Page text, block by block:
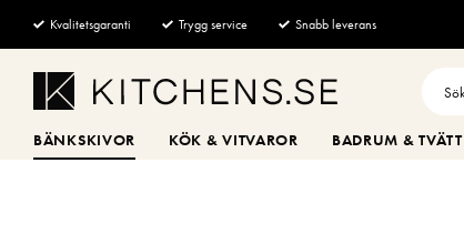
Kvalitetsgaranti Trygg service Snabb leverans
BÄNKSKIVOR KÖK & VITVAROR BADRUM & TVÄTT